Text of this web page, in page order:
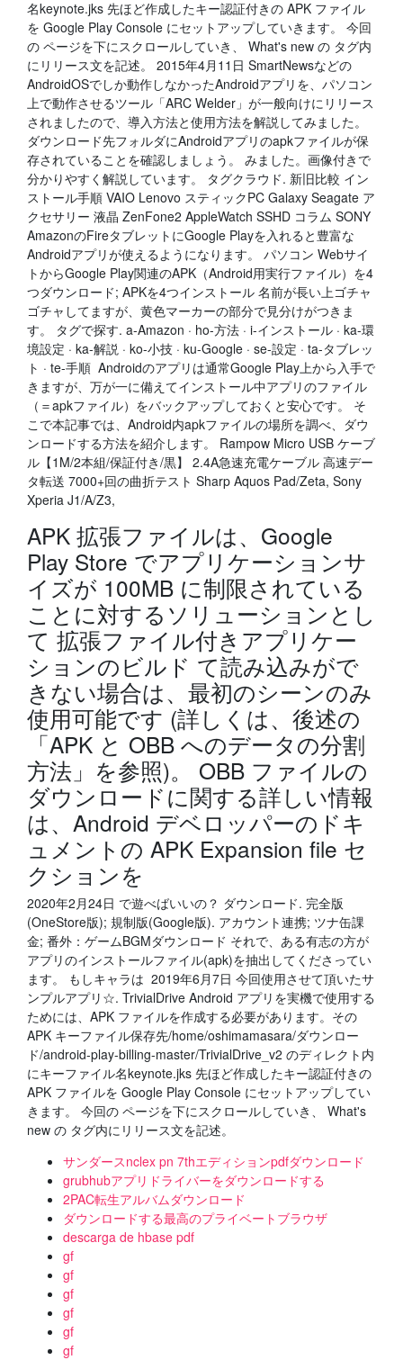
名keynote.jks 先ほど作成したキー認証付きの APK ファイル
を Google Play Console にセットアップしていきます。 今回
の ページを下にスクロールしていき、 What's new の タグ内
にリリース文を記述。 2015年4月11日 SmartNewsなどの
AndroidOSでしか動作しなかったAndroidアプリを、パソコン
上で動作させるツール「ARC Welder」が一般向けにリリース
されましたので、導入方法と使用方法を解説してみました。
ダウンロード先フォルダにAndroidアプリのapkファイルが保
存されていることを確認しましょう。 みました。画像付きで
分かりやすく解説しています。 タグクラウド. 新旧比較 イン
ストール手順 VAIO Lenovo スティックPC Galaxy Seagate ア
クセサリー 液晶 ZenFone2 AppleWatch SSHD コラム SONY
AmazonのFireタブレットにGoogle Playを入れると豊富な
Androidアプリが使えるようになります。 パソコン Webサイ
トからGoogle Play関連のAPK（Android用実行ファイル）を4
つダウンロード; APKを4つインストール 名前が長い上ゴチャ
ゴチャしてますが、黄色マーカーの部分で見分けがつきま
す。 タグで探す. a-Amazon · ho-方法 · i-インストール · ka-環
境設定 · ka-解説 · ko-小技 · ku-Google · se-設定 · ta-タブレッ
ト · te-手順 Androidのアプリは通常Google Play上から入手で
きますが、万が一に備えてインストール中アプリのファイル
（＝apkファイル）をバックアップしておくと安心です。 そ
こで本記事では、Android内apkファイルの場所を調べ、ダウ
ンロードする方法を紹介します。 Rampow Micro USB ケーブ
ル【1M/2本組/保証付き/黒】 2.4A急速充電ケーブル 高速デー
タ転送 7000+回の曲折テスト Sharp Aquos Pad/Zeta, Sony
Xperia J1/A/Z3,
APK 拡張ファイルは、Google
Play Store でアプリケーションサ
イズが 100MB に制限されている
ことに対するソリューションとし
て 拡張ファイル付きアプリケー
ションのビルド て読み込みがで
きない場合は、最初のシーンのみ
使用可能です (詳しくは、後述の
「APK と OBB へのデータの分割
方法」を参照)。 OBB ファイルの
ダウンロードに関する詳しい情報
は、Android デベロッパーのドキ
ュメントの APK Expansion file セ
クションを
2020年2月24日 で遊べばいいの？ ダウンロード. 完全版
(OneStore版); 規制版(Google版). アカウント連携; ツナ缶課
金; 番外：ゲームBGMダウンロード それで、ある有志の方が
アプリのインストールファイル(apk)を抽出してくださってい
ます。 もしキャラは 2019年6月7日 今回使用させて頂いたサ
ンプルアプリ☆. TrivialDrive Android アプリを実機で使用する
ためには、APK ファイルを作成する必要があります。その
APK キーファイル保存先/home/oshimamasara/ダウンロー
ド/android-play-billing-master/TrivialDrive_v2 のディレクト内
にキーファイル名keynote.jks 先ほど作成したキー認証付きの
APK ファイルを Google Play Console にセットアップしてい
きます。 今回の ページを下にスクロールしていき、 What's
new の タグ内にリリース文を記述。
サンダースnclex pn 7thエディションpdfダウンロード
grubhubアプリドライバーをダウンロードする
2PAC転生アルバムダウンロード
ダウンロードする最高のプライベートブラウザ
descarga de hbase pdf
gf
gf
gf
gf
gf
gf